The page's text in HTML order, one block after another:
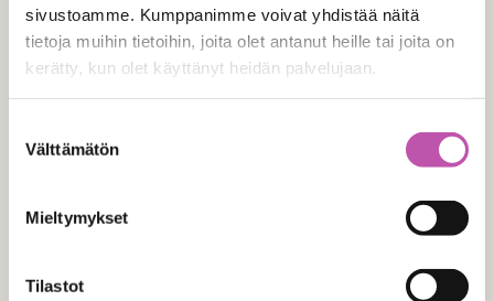
sivustoamme. Kumppanimme voivat yhdistää näitä
tietoja muihin tietoihin, joita olet antanut heille tai joita on
kerätty, kun olet käyttänyt heidän palvelujaan.
valinta
Välttämätön
Mieltymykset
Tilastot
Y-tunnus
Yhteystiedot